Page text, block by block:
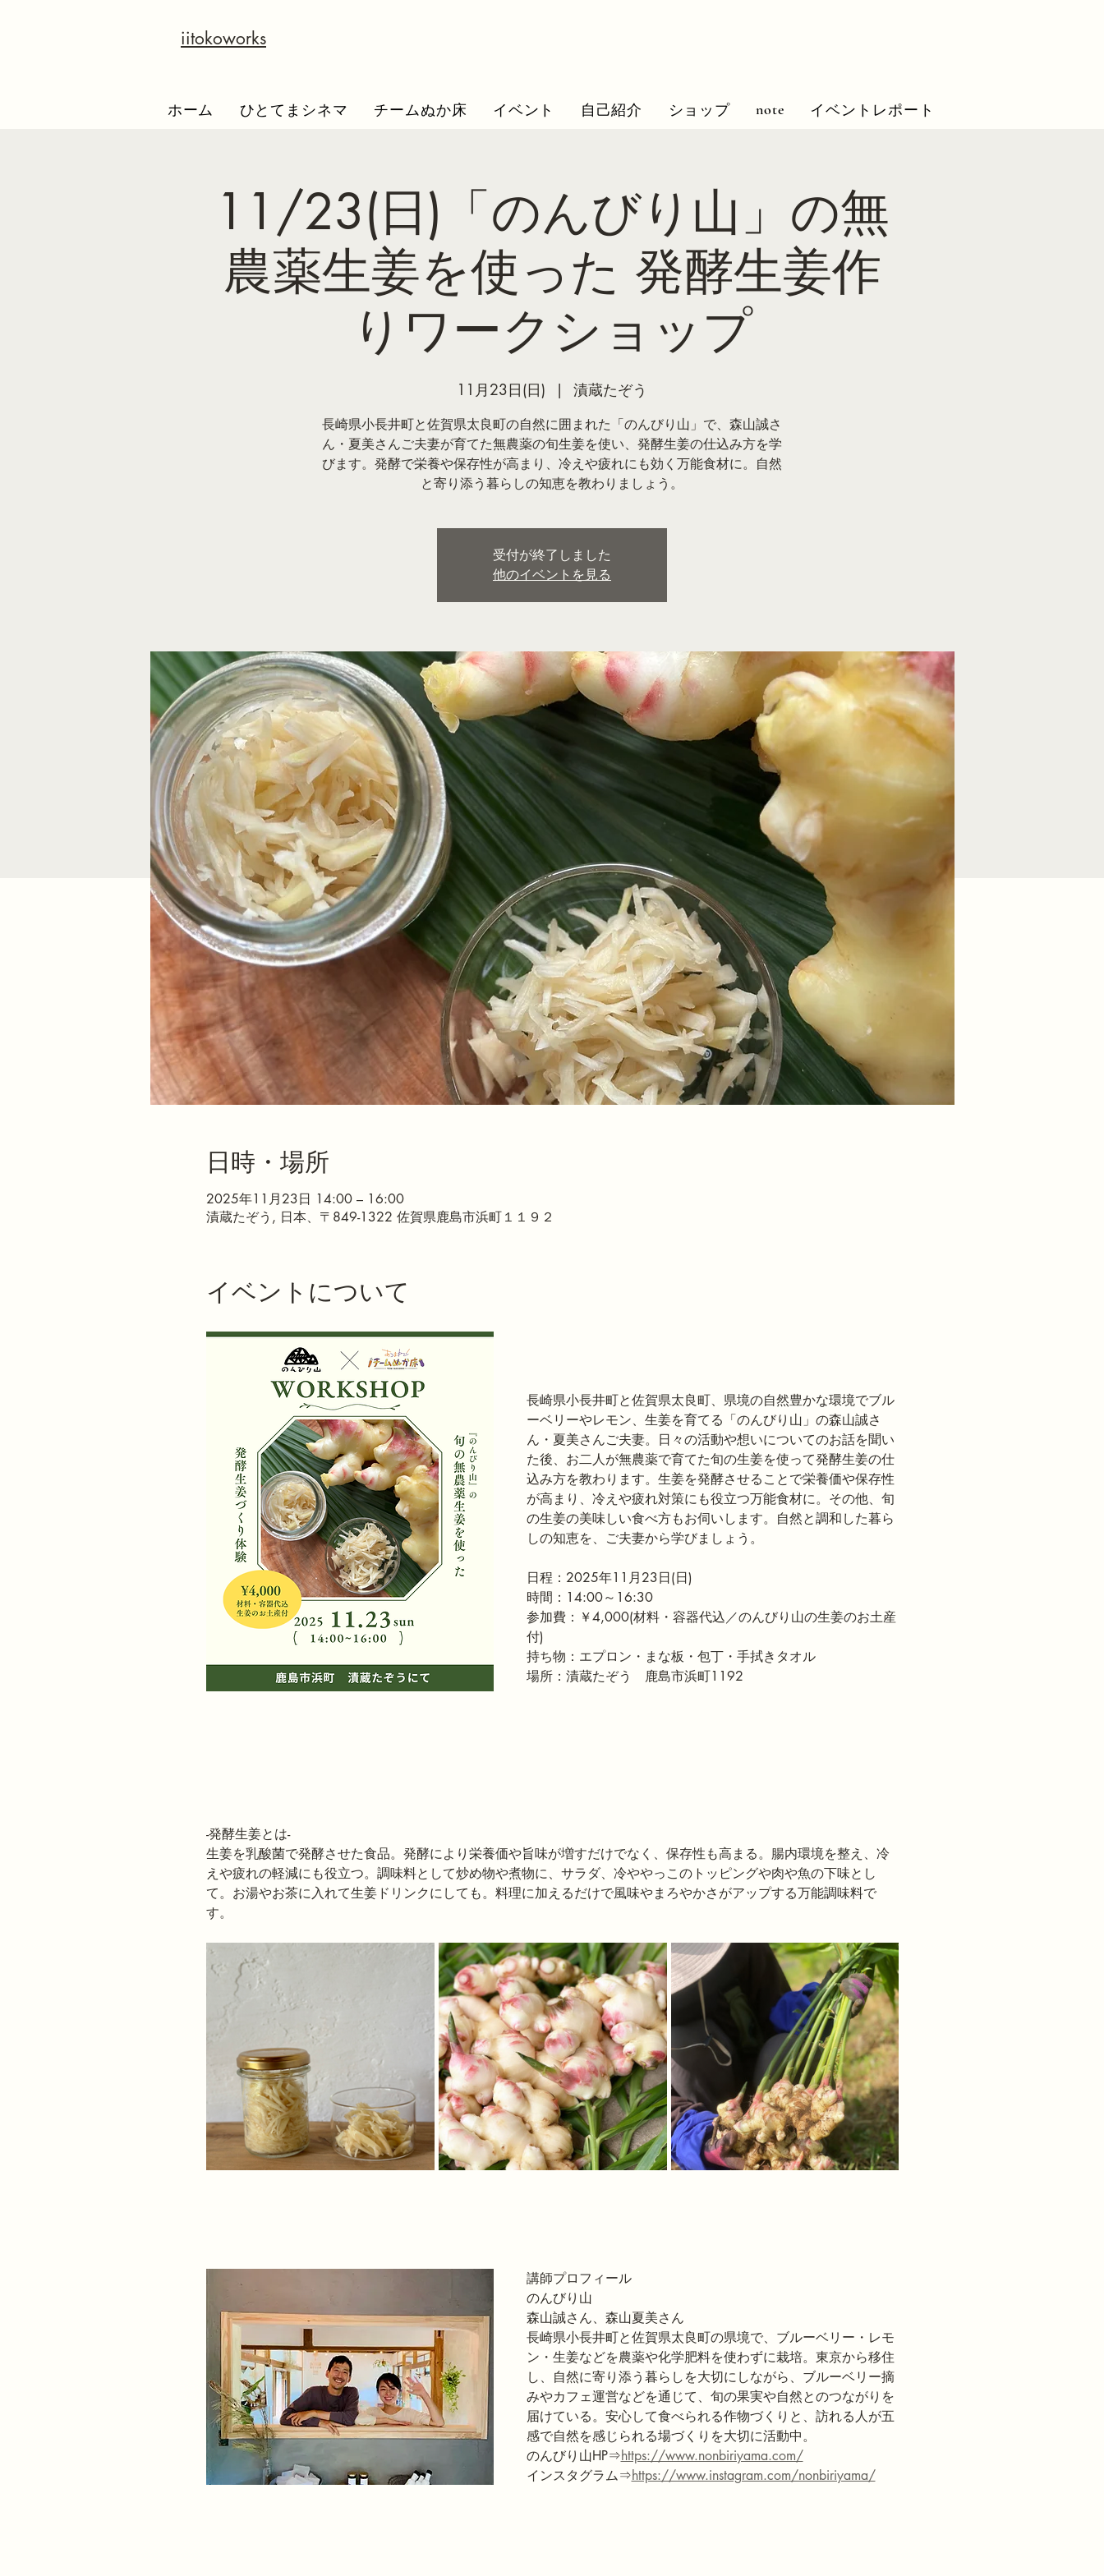
iitokoworks
ホーム ひとてまシネマ チームぬか床 イベント 自己紹介 ショップ note イベントレポート
11/23(日)「のんびり山」の無
農薬生姜を使った 発酵生姜作
りワークショップ
11月23日(日)
  |
漬蔵たぞう
長崎県小長井町と佐賀県太良町の自然に囲まれた「のんびり山」で、森山誠さ
ん・夏美さんご夫妻が育てた無農薬の旬生姜を使い、発酵生姜の仕込み方を学
びます。発酵で栄養や保存性が高まり、冷えや疲れにも効く万能食材に。自然
と寄り添う暮らしの知恵を教わりましょう。
受付が終了しました
他のイベントを見る
日時・場所
2025年11月23日 14:00 – 16:00
漬蔵たぞう, 日本、〒849-1322 佐賀県鹿島市浜町１１９２
イベントについて
長崎県小長井町と佐賀県太良町、県境の自然豊かな環境でブル
ーベリーやレモン、生姜を育てる「のんびり山」の森山誠さ
ん・夏美さんご夫妻。日々の活動や想いについてのお話を聞い
た後、お二人が無農薬で育てた旬の生姜を使って発酵生姜の仕
込み方を教わります。生姜を発酵させることで栄養価や保存性
が高まり、冷えや疲れ対策にも役立つ万能食材に。その他、旬
の生姜の美味しい食べ方もお伺いします。自然と調和した暮ら
しの知恵を、ご夫妻から学びましょう。
日程：2025年11月23日(日)
時間：14:00～16:30
参加費：￥4,000(材料・容器代込／のんびり山の生姜のお土産
付)
持ち物：エプロン・まな板・包丁・手拭きタオル
場所：漬蔵たぞう　鹿島市浜町1192
-発酵生姜とは-
生姜を乳酸菌で発酵させた食品。発酵により栄養価や旨味が増すだけでなく、保存性も高まる。腸内環境を整え、冷
えや疲れの軽減にも役立つ。調味料として炒め物や煮物に、サラダ、冷ややっこのトッピングや肉や魚の下味とし
て。お湯やお茶に入れて生姜ドリンクにしても。料理に加えるだけで風味やまろやかさがアップする万能調味料で
す。
講師プロフィール
のんびり山
森山誠さん、森山夏美さん
長崎県小長井町と佐賀県太良町の県境で、ブルーベリー・レモ
ン・生姜などを農薬や化学肥料を使わずに栽培。東京から移住
し、自然に寄り添う暮らしを大切にしながら、ブルーベリー摘
みやカフェ運営などを通じて、旬の果実や自然とのつながりを
届けている。安心して食べられる作物づくりと、訪れる人が五
感で自然を感じられる場づくりを大切に活動中。
のんびり山HP⇒https://www.nonbiriyama.com/
インスタグラム⇒https://www.instagram.com/nonbiriyama/